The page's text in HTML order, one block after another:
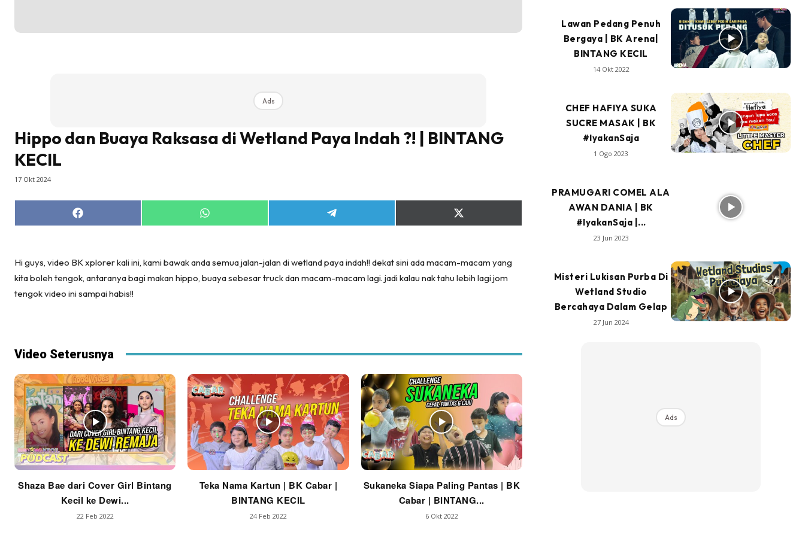
Ads
Hippo dan Buaya Raksasa di Wetland Paya Indah ?! | BINTANG
KECIL
17 Okt 2024
Share
on
Share
on
Share
on
Share
on
Hi guys, video BK xplorer kali ini, kami bawak anda semua jalan-jalan di wetland paya indah!! dekat sini ada macam-macam yang
kita boleh tengok, antaranya bagi makan hippo, buaya sebesar truck dan macam-macam lagi. jadi kalau nak tahu lebih lagi jom
tengok video ini sampai habis!!
Video Seterusnya
Shaza Bae dari Cover Girl Bintang
Kecil ke Dewi...
22 Feb 2022
Teka Nama Kartun | BK Cabar |
BINTANG KECIL
24 Feb 2022
Sukaneka Siapa Paling Pantas | BK
Cabar | BINTANG...
6 Okt 2022
Lawan Pedang Penuh
Bergaya | BK Arena|
BINTANG KECIL
14 Okt 2022
‍CHEF HAFIYA SUKA
SUCRE MASAK | BK
#IyakanSaja
1 Ogo 2023
PRAMUGARI COMEL ALA
AWAN DANIA | BK
#IyakanSaja |...
23 Jun 2023
Misteri Lukisan Purba Di
Wetland Studio
Bercahaya Dalam Gelap
27 Jun 2024
Ads